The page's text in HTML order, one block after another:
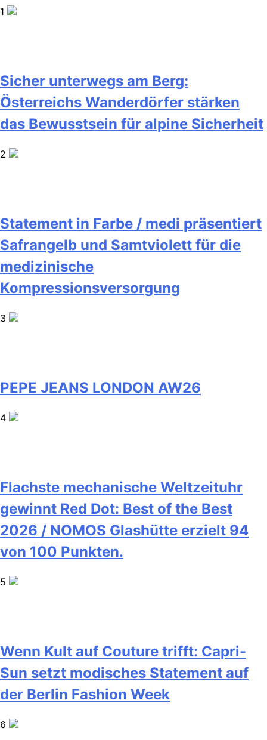
1
Sicher unterwegs am Berg:
Österreichs Wanderdörfer stärken
das Bewusstsein für alpine Sicherheit
2
Statement in Farbe / medi präsentiert
Safrangelb und Samtviolett für die
medizinische
Kompressionsversorgung
3
PEPE JEANS LONDON AW26
4
Flachste mechanische Weltzeituhr
gewinnt Red Dot: Best of the Best
2026 / NOMOS Glashütte erzielt 94
von 100 Punkten.
5
Wenn Kult auf Couture trifft: Capri-
Sun setzt modisches Statement auf
der Berlin Fashion Week
6